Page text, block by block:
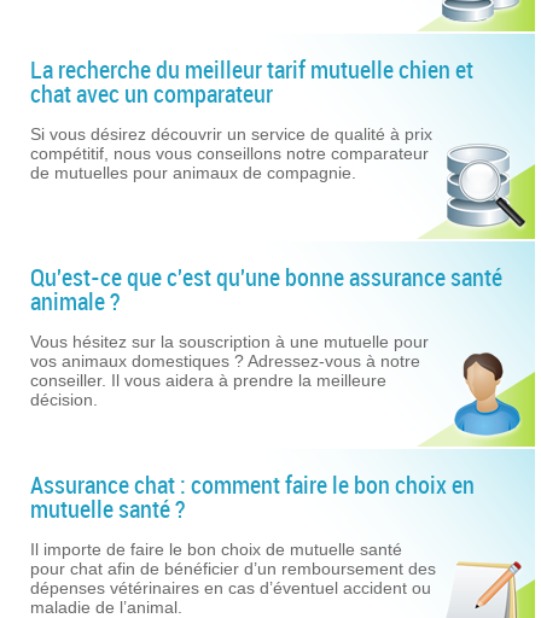
La recherche du meilleur tarif mutuelle chien et
chat avec un comparateur
Si vous désirez découvrir un service de qualité à prix
compétitif, nous vous conseillons notre comparateur
de mutuelles pour animaux de compagnie.
Qu'est-ce que c'est qu'une bonne assurance santé
animale ?
Vous hésitez sur la souscription à une mutuelle pour
vos animaux domestiques ? Adressez-vous à notre
conseiller. Il vous aidera à prendre la meilleure
décision.
Assurance chat : comment faire le bon choix en
mutuelle santé ?
Il importe de faire le bon choix de mutuelle santé
pour chat afin de bénéficier d’un remboursement des
dépenses vétérinaires en cas d’éventuel accident ou
maladie de l’animal.